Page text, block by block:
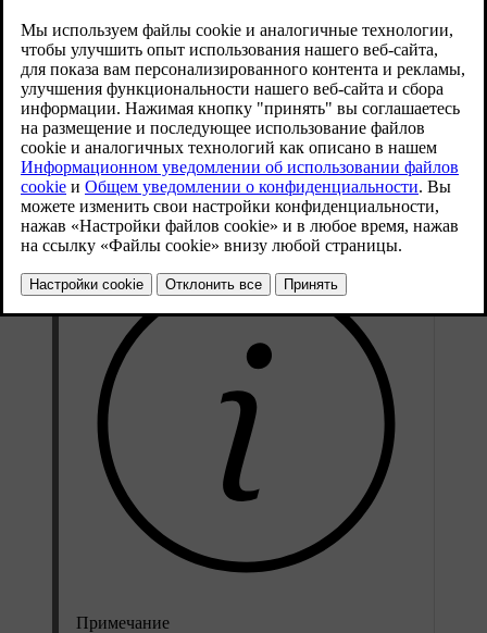
Обновленная версия 24.06.2026
беспроводной сети (OTA), значит, у вас уже
установлена последняя версия.
Некоторые обновления можно установить только у дилера
Volvo или на официальной станции техобслуживания Volvo.
Для установки этих обновлений не требуется предварительная
запись, так как они устанавливаются в рамках планового
технического обслуживания и других сервисных работ.
Примечание